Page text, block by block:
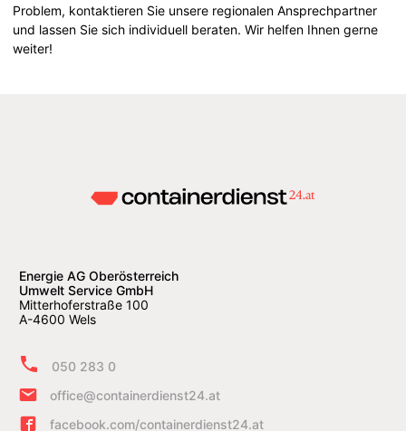
Problem, kontaktieren Sie unsere regionalen Ansprechpartner
und lassen Sie sich individuell beraten. Wir helfen Ihnen gerne
weiter!
Energie AG Oberösterreich
Umwelt Service GmbH
Mitterhoferstraße 100
A-4600 Wels
050 283 0
office@containerdienst24.at
facebook.com/containerdienst24.at